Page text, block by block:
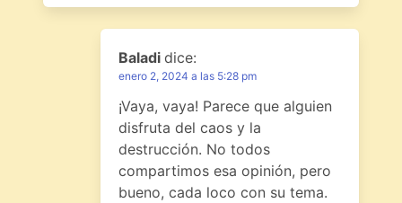
Baladi dice:
enero 2, 2024 a las 5:28 pm
¡Vaya, vaya! Parece que alguien
disfruta del caos y la
destrucción. No todos
compartimos esa opinión, pero
bueno, cada loco con su tema.